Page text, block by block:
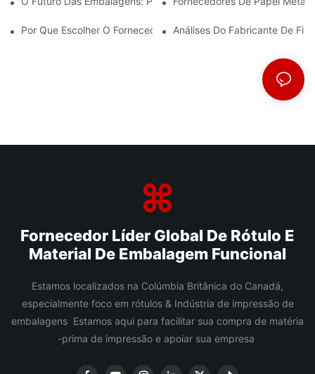
Por Que Escolher O Fornecedor Certo De Filme BOPP É
Análises Do Fabricante De
Fornecedor Líder Global De Rótulo E
Material De Embalagem Funcional
Estamos localizados na Colúmbia Britânica do Canadá,
especialmente foco em rótulos & Indústria de impressão de
embalagens Estamos aqui para facilitar sua compra de matéria
-prima de impressão e apoiar sua empresa